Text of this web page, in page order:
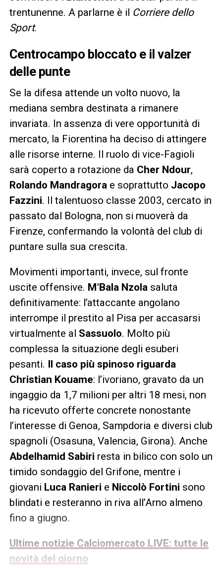
trentunenne. A parlarne è il Corriere dello
Sport.
Centrocampo bloccato e il valzer
delle punte
Se la difesa attende un volto nuovo, la
mediana sembra destinata a rimanere
invariata. In assenza di vere opportunità di
mercato, la Fiorentina ha deciso di attingere
alle risorse interne. Il ruolo di vice-Fagioli
sarà coperto a rotazione da Cher Ndour,
Rolando Mandragora e soprattutto Jacopo
Fazzini. Il talentuoso classe 2003, cercato in
passato dal Bologna, non si muoverà da
Firenze, confermando la volontà del club di
puntare sulla sua crescita.
Movimenti importanti, invece, sul fronte
uscite offensive. M’Bala Nzola saluta
definitivamente: l’attaccante angolano
interrompe il prestito al Pisa per accasarsi
virtualmente al Sassuolo. Molto più
complessa la situazione degli esuberi
pesanti. Il caso più spinoso riguarda
Christian Kouame: l’ivoriano, gravato da un
ingaggio da 1,7 milioni per altri 18 mesi, non
ha ricevuto offerte concrete nonostante
l’interesse di Genoa, Sampdoria e diversi club
spagnoli (Osasuna, Valencia, Girona). Anche
Abdelhamid Sabiri resta in bilico con solo un
timido sondaggio del Grifone, mentre i
giovani Luca Ranieri e Niccolò Fortini sono
blindati e resteranno in riva all’Arno almeno
fino a giugno.
Ultime notizie Calciomercato LIVE: tutte le
novità del giorno